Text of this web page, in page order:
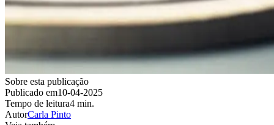
Sobre esta publicação
Publicado em10-04-2025
Tempo de leitura4 min.
AutorCarla Pinto